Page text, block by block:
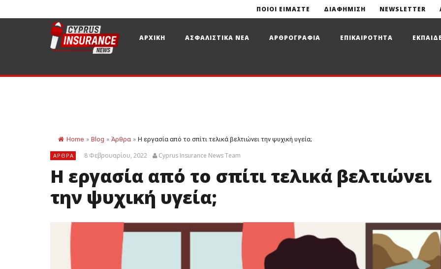
ΠΟΙΟΙ ΕΙΜΑΣΤΕ ΔΙΑΦΗΜΙΣΗ NEWSLETTER
ΑΡΧΙΚΗ ΑΣΦΑΛΙΣΤΙΚΑ ΝΕΑ ΑΡΘΡΟΓΡΑΦΙΑ ΕΠΙΚΑΙΡΟΤΗΤΑ
Home » Blog » Άρθρα » Η εργασία από το σπίτι τελικά βελτιώνει την ψυχική υγεία;
ΆΡΘΡΑ 8 Φεβρουαρίου, 2022 Cyprus Insurance News Team
Η εργασία από το σπίτι τελικά βελτιώνει
την ψυχική υγεία;